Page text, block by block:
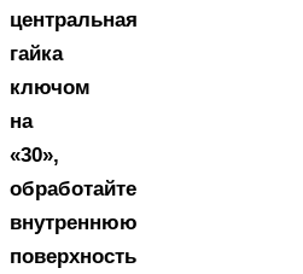
центральная
гайка
ключом
на
«30»,
обработайте
внутреннюю
поверхность